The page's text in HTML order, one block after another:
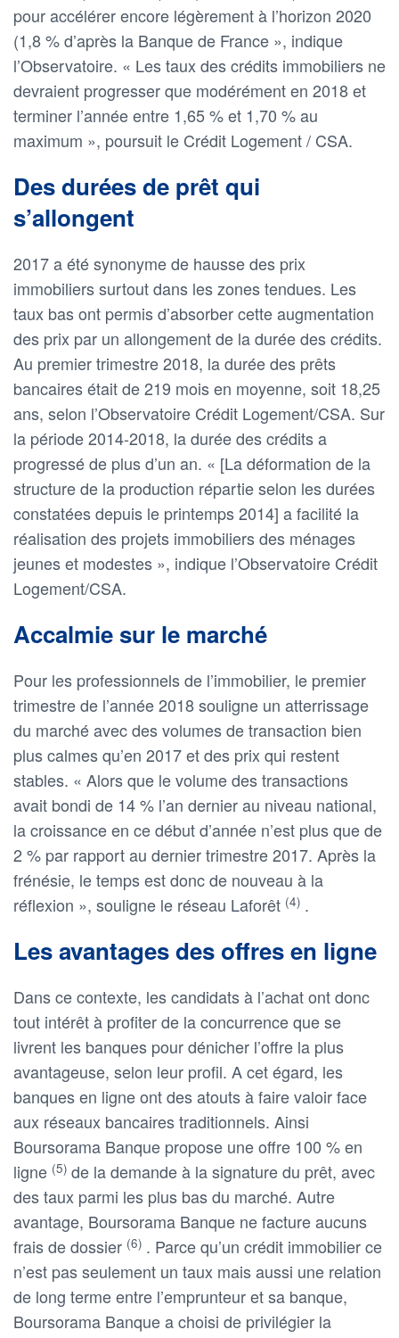
pour accélérer encore légèrement à l’horizon 2020
(1,8 % d’après la Banque de France », indique
l’Observatoire. « Les taux des crédits immobiliers ne
devraient progresser que modérément en 2018 et
terminer l’année entre 1,65 % et 1,70 % au
maximum », poursuit le Crédit Logement / CSA.
Des durées de prêt qui
s’allongent
2017 a été synonyme de hausse des prix
immobiliers surtout dans les zones tendues. Les
taux bas ont permis d’absorber cette augmentation
des prix par un allongement de la durée des crédits.
Au premier trimestre 2018, la durée des prêts
bancaires était de 219 mois en moyenne, soit 18,25
ans, selon l’Observatoire Crédit Logement/CSA. Sur
la période 2014-2018, la durée des crédits a
progressé de plus d’un an. « [La déformation de la
structure de la production répartie selon les durées
constatées depuis le printemps 2014] a facilité la
réalisation des projets immobiliers des ménages
jeunes et modestes », indique l’Observatoire Crédit
Logement/CSA.
Accalmie sur le marché
Pour les professionnels de l’immobilier, le premier
trimestre de l’année 2018 souligne un atterrissage
du marché avec des volumes de transaction bien
plus calmes qu’en 2017 et des prix qui restent
stables. « Alors que le volume des transactions
avait bondi de 14 % l’an dernier au niveau national,
la croissance en ce début d’année n’est plus que de
2 % par rapport au dernier trimestre 2017. Après la
frénésie, le temps est donc de nouveau à la
réflexion », souligne le réseau Laforêt (4) .
Les avantages des offres en ligne
Dans ce contexte, les candidats à l’achat ont donc
tout intérêt à profiter de la concurrence que se
livrent les banques pour dénicher l’offre la plus
avantageuse, selon leur profil. A cet égard, les
banques en ligne ont des atouts à faire valoir face
aux réseaux bancaires traditionnels. Ainsi
Boursorama Banque propose une offre 100 % en
ligne (5) de la demande à la signature du prêt, avec
des taux parmi les plus bas du marché. Autre
avantage, Boursorama Banque ne facture aucuns
frais de dossier (6) . Parce qu’un crédit immobilier ce
n’est pas seulement un taux mais aussi une relation
de long terme entre l’emprunteur et sa banque,
Boursorama Banque a choisi de privilégier la